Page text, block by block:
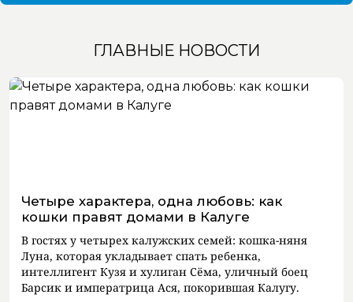
ГЛАВНЫЕ НОВОСТИ
Четыре характера, одна любовь: как
кошки правят домами в Калуге
В гостях у четырех калужских семей: кошка-няня
Луна, которая укладывает спать ребенка,
интеллигент Кузя и хулиган Сёма, уличный боец
Барсик и императрица Ася, покорившая Калугу.